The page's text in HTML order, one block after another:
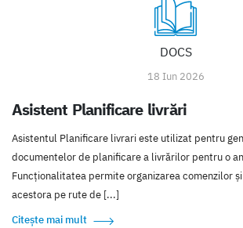
DOCS
18 Iun 2026
Asistent Planificare livrări
Asistentul Planificare livrari este utilizat pentru
documentelor de planificare a livrărilor pentru o
Funcționalitatea permite organizarea comenzilor
acestora pe rute de [...]
Citește mai mult